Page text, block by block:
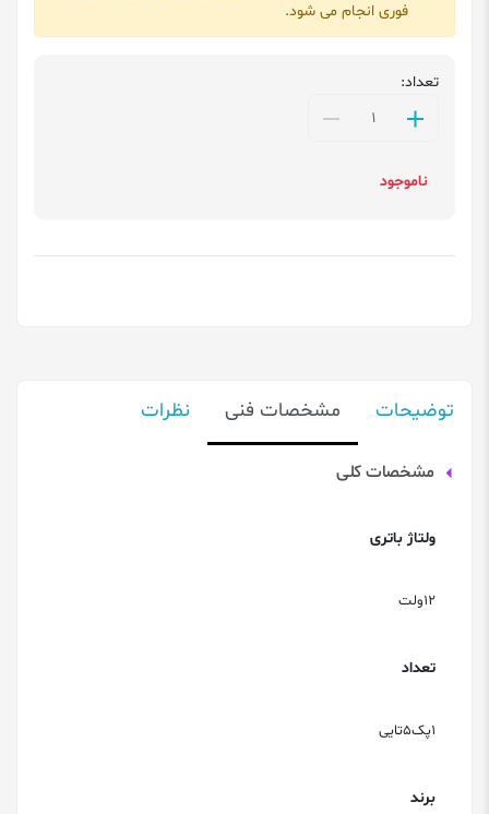
فوری انجام می شود.
تعداد:
ناموجود
توضیحات مشخصات فنی نظرات
مشخصات کلی
ولتاژ باتری
12ولت
تعداد
1پک5تایی
برند